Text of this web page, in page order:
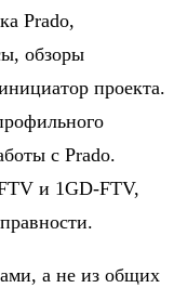
Prado,
обзоры
проекта.
с Prado.
и 1GD-FTV,
а не из общих